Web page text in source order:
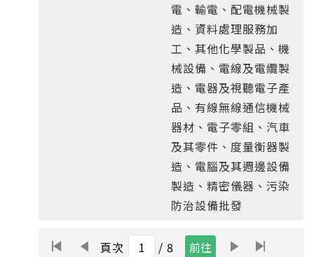
電、輸電、配電機械製
造、資料處理服務加
工、其他化學製品、機
械設備、電線及電纜製
造、電器及視聽電子產
品、有線無線通信機械
器材、電子零組、汽車
及其零件、度量衡器製
造、電腦及其週邊設備
製造、精密儀器、污染
防治設備批發
頁次 / 8